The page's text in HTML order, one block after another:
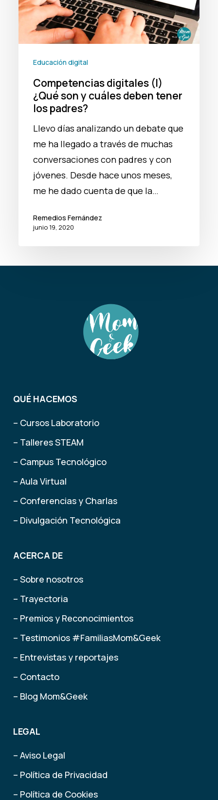
cuáles
deben
tener
Educación digital
Competencias digitales (I)
¿Qué son y cuáles deben tener
los padres?
Llevo días analizando un debate que
me ha llegado a través de muchas
conversaciones con padres y con
jóvenes. Desde hace unos meses,
me he dado cuenta de que la…
Remedios Fernández
junio 19, 2020
QUÉ HACEMOS
– Cursos Laboratorio
– Talleres STEAM
– Campus Tecnológico
– Aula Virtual
– Conferencias y Charlas
– Divulgación Tecnológica
ACERCA DE
– Sobre nosotros
– Trayectoria
– Premios y Reconocimientos
– Testimonios #FamiliasMom&Geek
– Entrevistas y reportajes
– Contacto
– Blog Mom&Geek
LEGAL
– Aviso Legal
– Política de Privacidad
– Política de Cookies